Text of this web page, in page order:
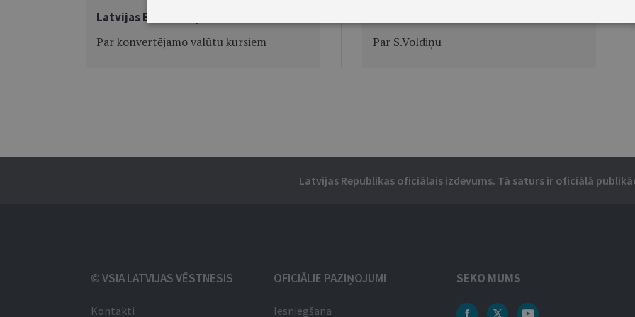
Latvijas Bankas ziņas
Par konvertējamo valūtu kursiem
Par S.Voldiņu
Latvijas Republikas oficiālais izdevums. Tā saturs ir oficiālā
© VSIA LATVIJAS VĒSTNESIS
Kontakti
OFICIĀLIE PAZIŅOJUMI
Iesniegšana
SEKO MUMS